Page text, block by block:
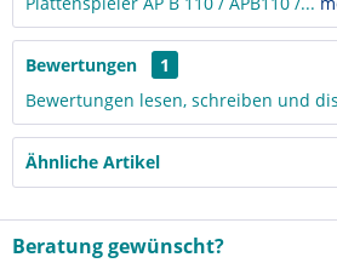
Bewertungen
1
Bewertungen lesen, schreiben und
Ähnliche Artikel
Beratung gewünscht?